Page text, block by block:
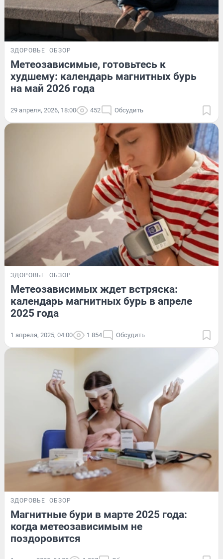
ЗДОРОВЬЕ ОБЗОР
Метеозависимые, готовьтесь к
худшему: календарь магнитных бурь
на май 2026 года
29 апреля, 2026, 18:00 452 Обсудить
ЗДОРОВЬЕ ОБЗОР
Метеозависимых ждет встряска:
календарь магнитных бурь в апреле
2025 года
1 апреля, 2025, 04:00 1 854 Обсудить
ЗДОРОВЬЕ ОБЗОР
Магнитные бури в марте 2025 года:
когда метеозависимым не
поздоровится